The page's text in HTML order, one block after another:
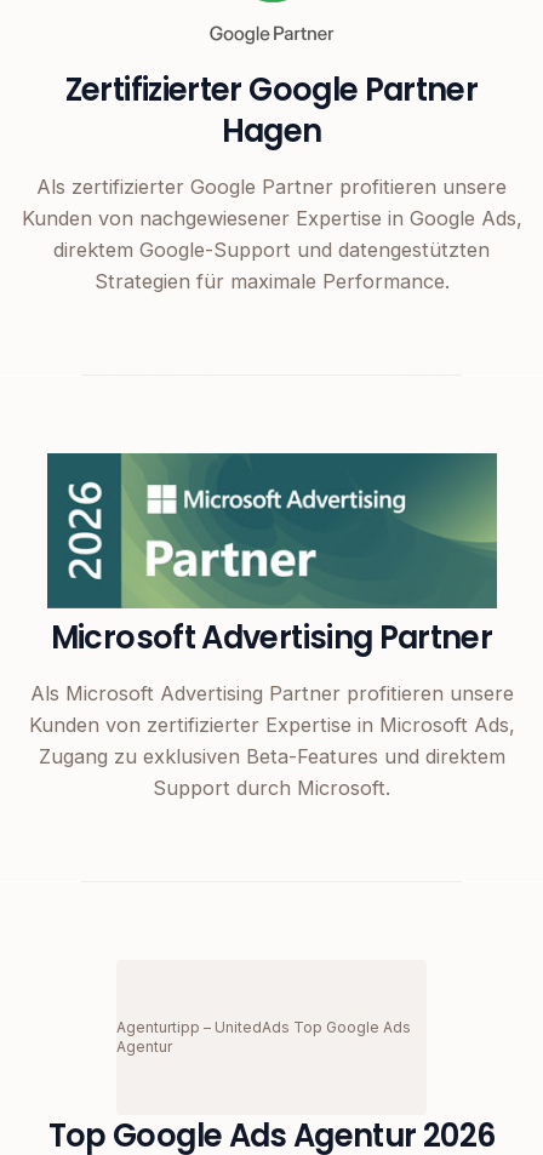
Zertifizierter Google Partner
Hagen
Als zertifizierter Google Partner profitieren unsere
Kunden von nachgewiesener Expertise in Google Ads,
direktem Google-Support und datengestützten
Strategien für maximale Performance.
Microsoft Advertising Partner
Als Microsoft Advertising Partner profitieren unsere
Kunden von zertifizierter Expertise in Microsoft Ads,
Zugang zu exklusiven Beta-Features und direktem
Support durch Microsoft.
Agenturtipp – UnitedAds Top Google Ads
Agentur
Top Google Ads Agentur 2026